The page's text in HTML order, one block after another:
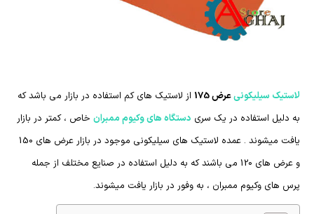
لاستیک سیلیکونیعرض 175
از لاستیک های کم استفاده در بازار می باشد که
به دلیل استفاده در یک سری دستگاه های وکیوم ممبران خاص ، کمتر در بازار
یافت میشوند . عمده لاستیک های سیلیکونی موجود در بازار عرض های 150
و عرض های 120 می باشند که به دلیل استفاده در صنایع مختلف از جمله
پرس های وکیوم ممبران ، به وفور در بازار یافت میشوند.